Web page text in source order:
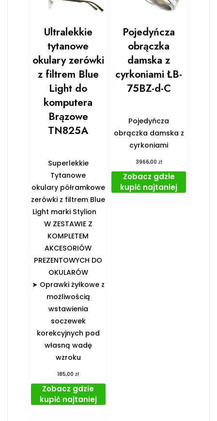
Ultralekkie
tytanowe
okulary zerówki
z filtrem Blue
Light do
komputera
Brązowe
TN825A
Superlekkie
Tytanowe
okulary półramkowe
zerówki z filtrem Blue
Light marki Stylion
️W ZESTAWIE Z
KOMPLETEM
AKCESORIÓW
PREZENTOWYCH DO
OKULARÓW️
➤ Oprawki żyłkowe z
możliwością
wstawienia
soczewek
korekcyjnych pod
własną wadę
wzroku
185,00zł
Zobacz gdzie
kupić najtaniej
Pojedyńcza
obrączka
damska z
cyrkoniami ŁB-
75BZ-d-C
Pojedyńcza
obrączka damska z
cyrkoniami
3966,00 zł
Zobacz gdzie
kupić najtaniej